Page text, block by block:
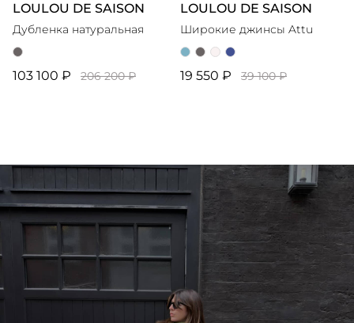
LOULOU DE SAISON
Дубленка натуральная
103 100 ₽ 206 200 ₽
LOULOU DE SAISON
Широкие джинсы Attu
19 550 ₽ 39 100 ₽